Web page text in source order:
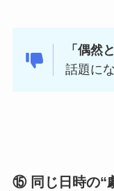
「偶然
話題に
⑮ 同じ日時の“